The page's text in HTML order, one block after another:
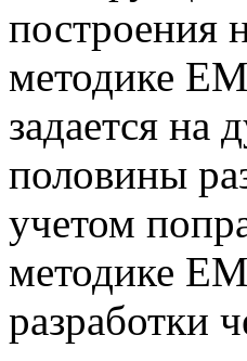
построения
методике
задается на
половины
учетом
методике
разработки